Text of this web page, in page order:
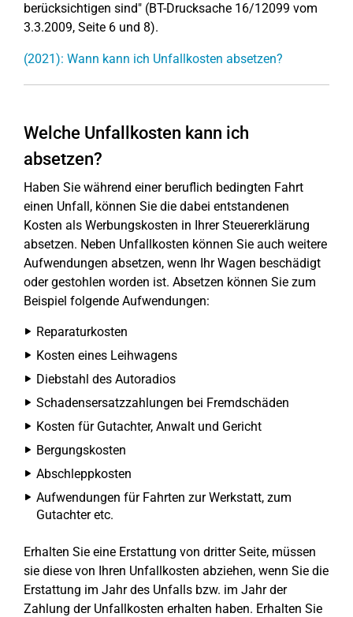
berücksichtigen sind" (BT-Drucksache 16/12099 vom
3.3.2009, Seite 6 und 8).
(2021): Wann kann ich Unfallkosten absetzen?
Welche Unfallkosten kann ich
absetzen?
Haben Sie während einer beruflich bedingten Fahrt
einen Unfall, können Sie die dabei entstandenen
Kosten als Werbungskosten in Ihrer Steuererklärung
absetzen. Neben Unfallkosten können Sie auch weitere
Aufwendungen absetzen, wenn Ihr Wagen beschädigt
oder gestohlen worden ist. Absetzen können Sie zum
Beispiel folgende Aufwendungen:
Reparaturkosten
Kosten eines Leihwagens
Diebstahl des Autoradios
Schadensersatzzahlungen bei Fremdschäden
Kosten für Gutachter, Anwalt und Gericht
Bergungskosten
Abschleppkosten
Aufwendungen für Fahrten zur Werkstatt, zum
Gutachter etc.
Erhalten Sie eine Erstattung von dritter Seite, müssen
sie diese von Ihren Unfallkosten abziehen, wenn Sie die
Erstattung im Jahr des Unfalls bzw. im Jahr der
Zahlung der Unfallkosten erhalten haben. Erhalten Sie